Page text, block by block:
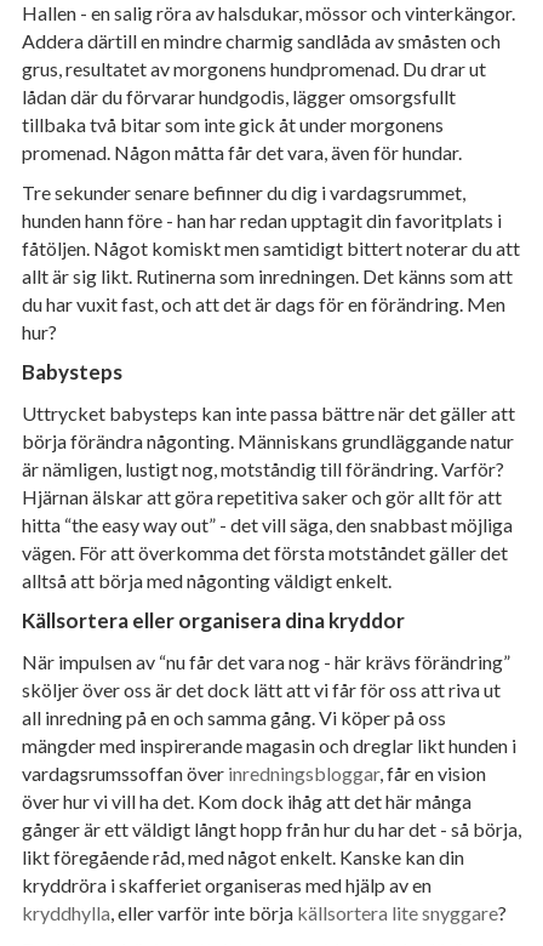
Hallen - en salig röra av halsdukar, mössor och vinterkängor.
Addera därtill en mindre charmig sandlåda av småsten och
grus, resultatet av morgonens hundpromenad. Du drar ut
lådan där du förvarar hundgodis, lägger omsorgsfullt
tillbaka två bitar som inte gick åt under morgonens
promenad. Någon måtta får det vara, även för hundar.
Tre sekunder senare befinner du dig i vardagsrummet,
hunden hann före - han har redan upptagit din favoritplats i
fåtöljen. Något komiskt men samtidigt bittert noterar du att
allt är sig likt. Rutinerna som inredningen. Det känns som att
du har vuxit fast, och att det är dags för en förändring. Men
hur?
Babysteps
Uttrycket babysteps kan inte passa bättre när det gäller att
börja förändra någonting. Människans grundläggande natur
är nämligen, lustigt nog, motståndig till förändring. Varför?
Hjärnan älskar att göra repetitiva saker och gör allt för att
hitta “the easy way out” - det vill säga, den snabbast möjliga
vägen. För att överkomma det första motståndet gäller det
alltså att börja med någonting väldigt enkelt.
Källsortera eller organisera dina kryddor
När impulsen av “nu får det vara nog - här krävs förändring”
sköljer över oss är det dock lätt att vi får för oss att riva ut
all inredning på en och samma gång. Vi köper på oss
mängder med inspirerande magasin och dreglar likt hunden i
vardagsrumssoffan över inredningsbloggar, får en vision
över hur vi vill ha det. Kom dock ihåg att det här många
gånger är ett väldigt långt hopp från hur du har det - så börja,
likt föregående råd, med något enkelt. Kanske kan din
kryddröra i skafferiet organiseras med hjälp av en
kryddhylla, eller varför inte börja källsortera lite snyggare?